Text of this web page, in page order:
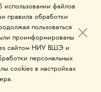
коллегиальных и
при президенте
являются
файлов
правила обработки
пользоваться
проинформированы
сайтом НИУ ВШЭ и
персональных
cookies в настройках